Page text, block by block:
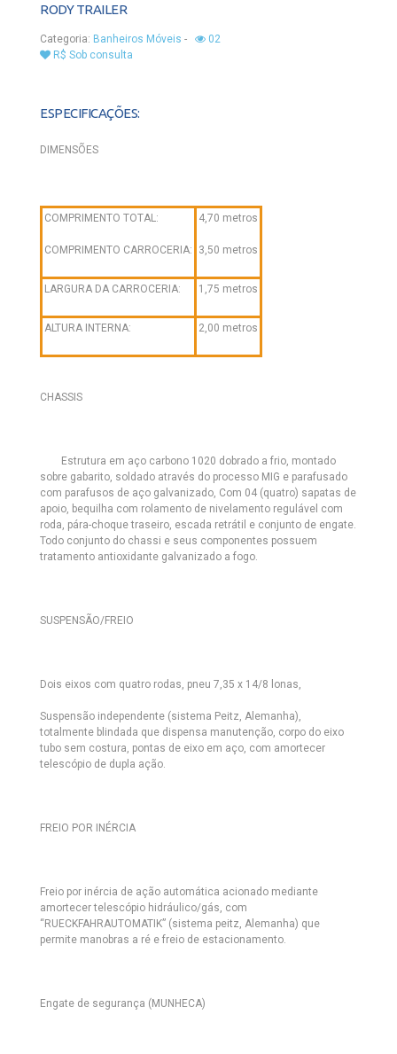
RODY TRAILER
Categoria: Banheiros Móveis -
02
R$ Sob consulta
ESPECIFICAÇÕES:
DIMENSÕES
COMPRIMENTO TOTAL:
COMPRIMENTO CARROCERIA:
4,70 metros
3,50 metros
LARGURA DA CARROCERIA: 1,75 metros
ALTURA INTERNA: 2,00 metros
CHASSIS
Estrutura em aço carbono 1020 dobrado a frio, montado
sobre gabarito, soldado através do processo MIG e parafusado
com parafusos de aço galvanizado, Com 04 (quatro) sapatas de
apoio, bequilha com rolamento de nivelamento regulável com
roda, pára-choque traseiro, escada retrátil e conjunto de engate.
Todo conjunto do chassi e seus componentes possuem
tratamento antioxidante galvanizado a fogo.
SUSPENSÃO/FREIO
Dois eixos com quatro rodas, pneu 7,35 x 14/8 lonas,
Suspensão independente (sistema Peitz, Alemanha),
totalmente blindada que dispensa manutenção, corpo do eixo
tubo sem costura, pontas de eixo em aço, com amortecer
telescópio de dupla ação.
FREIO POR INÉRCIA
Freio por inércia de ação automática acionado mediante
amortecer telescópio hidráulico/gás, com
“RUECKFAHRAUTOMATIK” (sistema peitz, Alemanha) que
permite manobras a ré e freio de estacionamento.
Engate de segurança (MUNHECA)